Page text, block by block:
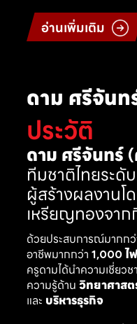
อ่านเพิ่มเติม
ดาม ศรีจันท
ประวัติ
ดาม ศรีจันทร์
ทีมชาติไทยระดั
ผู้สร้างผลงานโ
เหรียญทองจา
ด้วยประสบการณ์มากกว่
อาชีพมากกว่า 1,000 ไ
ครูดามได้นำความเชี่ยว
ความรู้ด้าน วิทยาศาสต
และ บริหารธุรกิจ